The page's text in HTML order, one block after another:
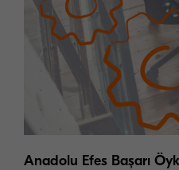
Anadolu Efes Başarı